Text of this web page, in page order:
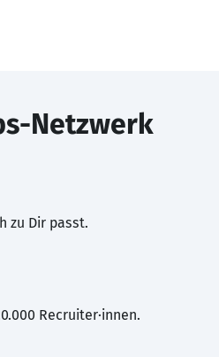
Netzwerk
zu Dir passt.
Recruiter·innen.